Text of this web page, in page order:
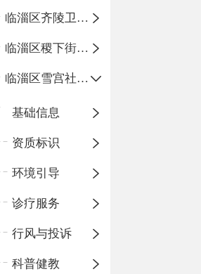
临淄区齐陵卫生院
临淄区稷下街道淄江社区卫生服务中心
临淄区雪宫社区卫生服务中心
基础信息
资质标识
环境引导
诊疗服务
行风与投诉
科普健教